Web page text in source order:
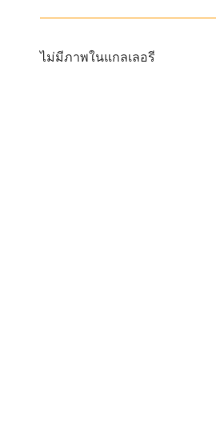
ไม่มีภาพในแกลเลอรี